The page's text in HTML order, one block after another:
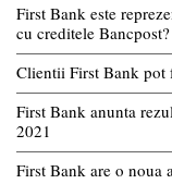
First Bank este
cu creditele Bancpost?
Clientii First Bank pot
First Bank anunta
2021
First Bank are o noua